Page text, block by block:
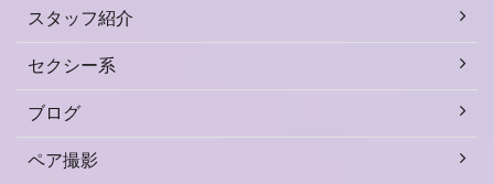
スタッフ紹介
セクシー系
ブログ
ペア撮影